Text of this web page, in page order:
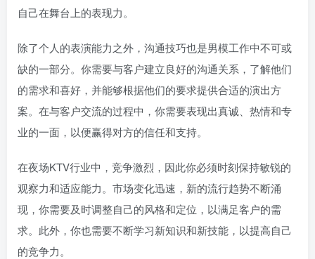
自己在舞台上的表现力。
除了个人的表演能力之外，沟通技巧也是男模工作中不可或
缺的一部分。你需要与客户建立良好的沟通关系，了解他们
的需求和喜好，并能够根据他们的要求提供合适的演出方
案。在与客户交流的过程中，你需要表现出真诚、热情和专
业的一面，以便赢得对方的信任和支持。
在夜场KTV行业中，竞争激烈，因此你必须时刻保持敏锐的
观察力和适应能力。市场变化迅速，新的流行趋势不断涌
现，你需要及时调整自己的风格和定位，以满足客户的需
求。此外，你也需要不断学习新知识和新技能，以提高自己
的竞争力。